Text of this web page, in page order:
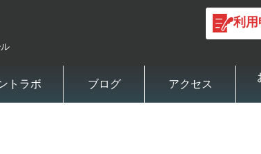
利用
トラボ ブログ アクセス